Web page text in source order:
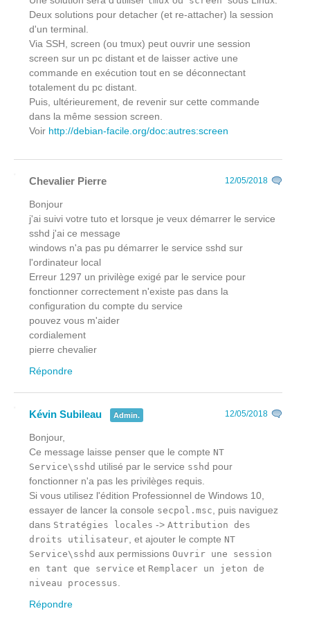
Deux solutions pour detacher (et re-attacher) la session
d'un terminal.
Via SSH, screen (ou tmux) peut ouvrir une session
screen sur un pc distant et de laisser active une
commande en exécution tout en se déconnectant
totalement du pc distant.
Puis, ultérieurement, de revenir sur cette commande
dans la même session screen.
Voir http://debian-facile.org/doc:autres:screen
Chevalier Pierre 12/05/2018
Bonjour
j'ai suivi votre tuto et lorsque je veux démarrer le service
sshd j'ai ce message
windows n'a pas pu démarrer le service sshd sur
l'ordinateur local
Erreur 1297 un privilège exigé par le service pour
fonctionner correctement n'existe pas dans la
configuration du compte du service
pouvez vous m'aider
cordialement
pierre chevalier
Répondre
Kévin Subileau Admin. 12/05/2018
Bonjour,
Ce message laisse penser que le compte NT
Service\sshd utilisé par le service sshd pour
fonctionner n'a pas les privilèges requis.
Si vous utilisez l'édition Professionnel de Windows 10,
essayer de lancer la console secpol.msc, puis naviguez
dans Stratégies locales -> Attribution des
droits utilisateur, et ajouter le compte NT
Service\sshd aux permissions Ouvrir une session
en tant que service et Remplacer un jeton de
niveau processus.
Répondre